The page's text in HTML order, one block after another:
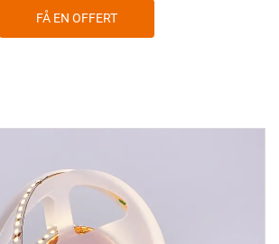
FÅ EN OFFERT